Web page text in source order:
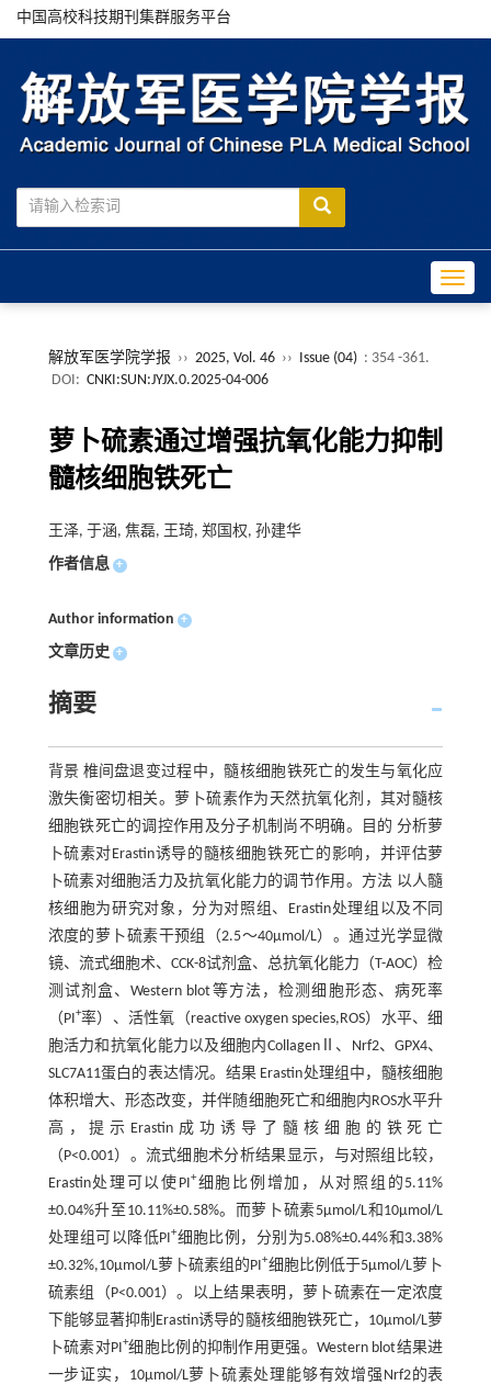
中国高校科技期刊集群服务平台
解放军医学院学报 ›› 2025, Vol. 46 ›› Issue (04) : 354 -361.
DOI: CNKI:SUN:JYJX.0.2025-04-006
萝卜硫素通过增强抗氧化能力抑制
髓核细胞铁死亡
王泽, 于涵, 焦磊, 王琦, 郑国权, 孙建华
作者信息 +
Author information +
文章历史 +
摘要
背景 椎间盘退变过程中，髓核细胞铁死亡的发生与氧化应
激失衡密切相关。萝卜硫素作为天然抗氧化剂，其对髓核
细胞铁死亡的调控作用及分子机制尚不明确。目的 分析萝
卜硫素对Erastin诱导的髓核细胞铁死亡的影响，并评估萝
卜硫素对细胞活力及抗氧化能力的调节作用。方法 以人髓
核细胞为研究对象，分为对照组、Erastin处理组以及不同
浓度的萝卜硫素干预组（2.5～40μmol/L）。通过光学显微
镜、流式细胞术、CCK-8试剂盒、总抗氧化能力（T-AOC）检
测试剂盒、Western blot等方法，检测细胞形态、病死率
（PI+率）、活性氧（reactive oxygen species,ROS）水平、细
胞活力和抗氧化能力以及细胞内CollagenⅡ、Nrf2、GPX4、
SLC7A11蛋白的表达情况。结果 Erastin处理组中，髓核细胞
体积增大、形态改变，并伴随细胞死亡和细胞内ROS水平升
高，提示Erastin成功诱导了髓核细胞的铁死亡
（P<0.001）。流式细胞术分析结果显示，与对照组比较，
Erastin处理可以使PI+细胞比例增加，从对照组的5.11%
±0.04%升至10.11%±0.58%。而萝卜硫素5μmol/L和10μmol/L
处理组可以降低PI+细胞比例，分别为5.08%±0.44%和3.38%
±0.32%,10μmol/L萝卜硫素组的PI+细胞比例低于5μmol/L萝卜
硫素组（P<0.001）。以上结果表明，萝卜硫素在一定浓度
下能够显著抑制Erastin诱导的髓核细胞铁死亡，10μmol/L萝
卜硫素对PI+细胞比例的抑制作用更强。Western blot结果进
一步证实，10μmol/L萝卜硫素处理能够有效增强Nrf2的表